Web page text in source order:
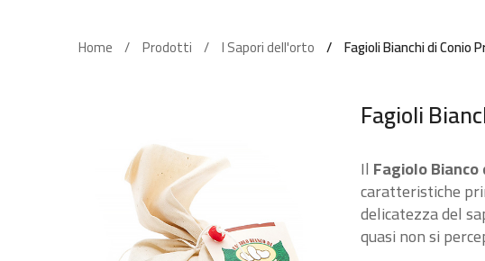
Home Prodotti I Sapori dell'orto Fagioli Bianchi di Conio
Fagioli
Il Fagiolo Bianco
caratteristiche
delicatezza del
quasi non si